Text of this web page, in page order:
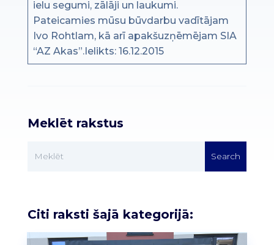
ielu segumi, zālāji un laukumi.
Pateicamies mūsu būvdarbu vadītājam
Ivo Rohtlam, kā arī apakšuzņēmējam SIA
“AZ Akas”.Ielikts: 16.12.2015
Meklēt rakstus
Citi raksti šajā kategorijā: